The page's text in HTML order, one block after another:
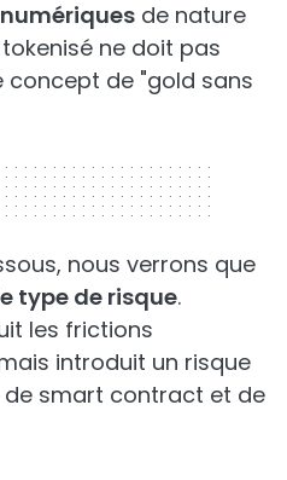
de nature
ne doit pas
de "gold sans
nous verrons que
type de risque.
les frictions
introduit un risque
smart contract et de